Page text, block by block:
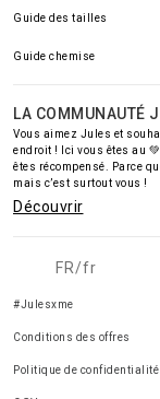
Guide des tailles
Guide chemise
LA COMMUNAUTÉ
Vous aimez Jules et
endroit ! Ici vous êtes au
êtes récompensé. Parce
mais c’est surtout vous !
Découvrir
FR/fr
#Julesxme
Conditions des offres
Politique de confidentialité